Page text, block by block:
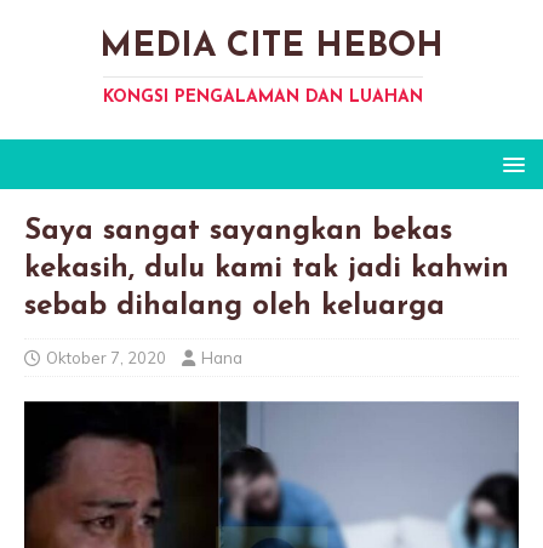
MEDIA CITE HEBOH
KONGSI PENGALAMAN DAN LUAHAN
Saya sangat sayangkan bekas
kekasih, dulu kami tak jadi kahwin
sebab dihalang oleh keluarga
Oktober 7, 2020 Hana